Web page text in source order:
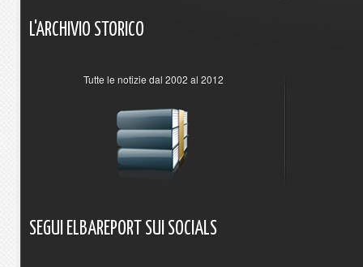
L'ARCHIVIO STORICO
Tutte le notizie dal 2002 al 2012
SEGUI ELBAREPORT SUI SOCIALS